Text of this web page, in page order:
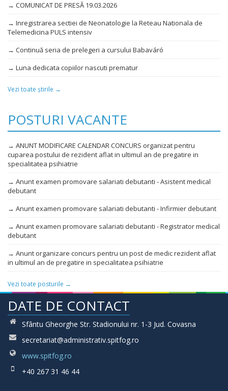
→ COMUNICAT DE PRESĂ 19.03.2026
→ Inregistrarea sectiei de Neonatologie la Reteau Nationala de
Telemedicina PULS intensiv
→ Continuă seria de prelegeri a cursului Babaváró
→ Luna dedicata copiilor nascuti prematur
Vezi toate știrile →
POSTURI VACANTE
→ ANUNT MODIFICARE CALENDAR CONCURS organizat pentru
cuparea postului de rezident aflat in ultimul an de pregatire in
specialitatea psihiatrie
→ Anunt examen promovare salariati debutanti - Asistent medical
debutant
→ Anunt examen promovare salariati debutanti - Infirmier debutant
→ Anunt examen promovare salariati debutanti - Registrator medical
debutant
→ Anunt organizare concurs pentru un post de medic rezident aflat
in ultimul an de pregatire in specialitatea psihiatrie
Vezi toate posturile →
DATE DE CONTACT
Sfântu Gheorghe Str. Stadionului nr. 1-3 Jud. Covasna
secretariat@administrativ.spitfog.ro
www.spitfog.ro
+40 267 31 46 44